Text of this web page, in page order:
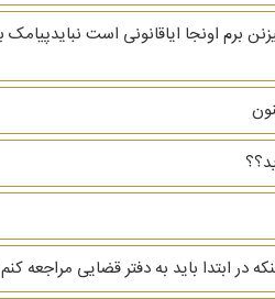
همراه خودشون زنگ میزنن برم اونجا ایاقانونی است
در ابتدا باید به دفتر قضایی مراجعه